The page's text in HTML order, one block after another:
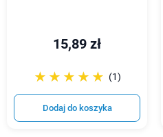
15,89 zł
☆☆☆☆☆
★★★★★ (1)
Dodaj do koszyka